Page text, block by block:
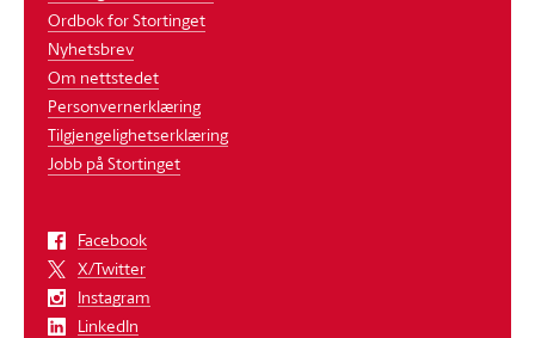
Ordbok for Stortinget
Nyhetsbrev
Om nettstedet
Personvernerklæring
Tilgjengelighetserklæring
Jobb på Stortinget
Facebook
X/Twitter
Instagram
LinkedIn